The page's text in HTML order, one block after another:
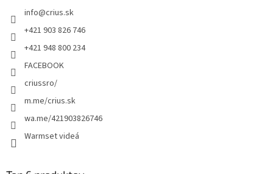
info@crius.sk
+421 903 826 746
+421 948 800 234
FACEBOOK
criussro/
m.me/crius.sk
wa.me/421903826746
Warmset videá